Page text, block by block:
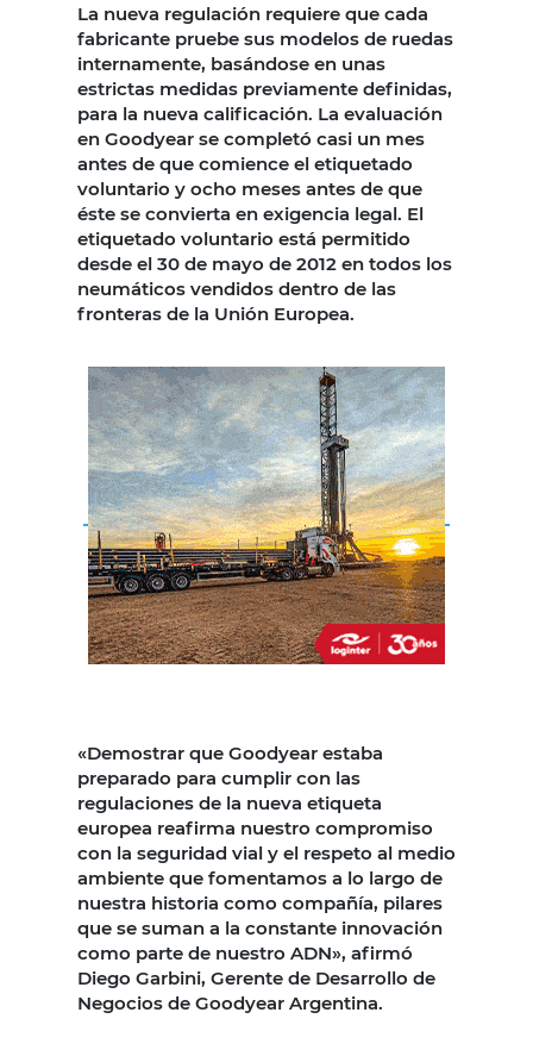
La nueva regulación requiere que cada
fabricante pruebe sus modelos de ruedas
internamente, basándose en unas
estrictas medidas previamente definidas,
para la nueva calificación. La evaluación
en Goodyear se completó casi un mes
antes de que comience el etiquetado
voluntario y ocho meses antes de que
éste se convierta en exigencia legal. El
etiquetado voluntario está permitido
desde el 30 de mayo de 2012 en todos los
neumáticos vendidos dentro de las
fronteras de la Unión Europea.
«Demostrar que Goodyear estaba
preparado para cumplir con las
regulaciones de la nueva etiqueta
europea reafirma nuestro compromiso
con la seguridad vial y el respeto al medio
ambiente que fomentamos a lo largo de
nuestra historia como compañía, pilares
que se suman a la constante innovación
como parte de nuestro ADN», afirmó
Diego Garbini, Gerente de Desarrollo de
Negocios de Goodyear Argentina.